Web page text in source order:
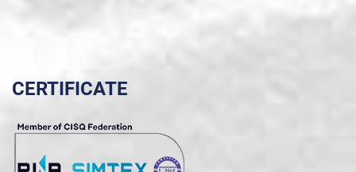
CERTIFICATE